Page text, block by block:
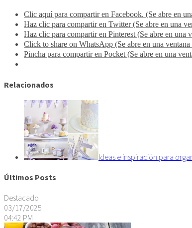
Clic aquí para compartir en Facebook. (Se abre en
Haz clic para compartir en Twitter (Se abre en una
Haz clic para compartir en Pinterest (Se abre en una
Click to share on WhatsApp (Se abre en una ventana
Pincha para compartir en Pocket (Se abre en una
Relacionados
Ideas e inspiración para
Últimos Posts
Destacado
03/17/2025
04:42 PM